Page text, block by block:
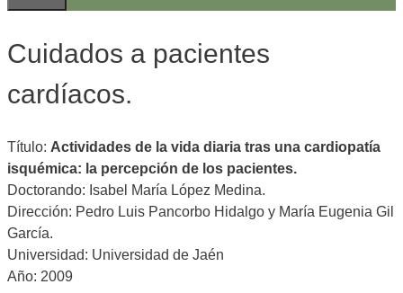
Cuidados a pacientes
cardíacos.
Título: Actividades de la vida diaria tras una cardiopatía
isquémica: la percepción de los pacientes.
Doctorando: Isabel María López Medina.
Dirección: Pedro Luis Pancorbo Hidalgo y María Eugenia Gil
García.
Universidad: Universidad de Jaén
Año: 2009